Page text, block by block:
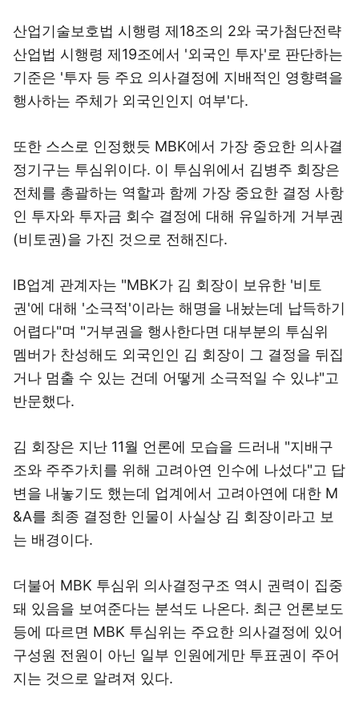
산업기술보호법 시행령 제18조의 2와 국가첨단전략
산업법 시행령 제19조에서 '외국인 투자'로 판단하는
기준은 '투자 등 주요 의사결정에 지배적인 영향력을
행사하는 주체가 외국인인지 여부'다.
또한 스스로 인정했듯 MBK에서 가장 중요한 의사결
정기구는 투심위이다. 이 투심위에서 김병주 회장은
전체를 총괄하는 역할과 함께 가장 중요한 결정 사항
인 투자와 투자금 회수 결정에 대해 유일하게 거부권
(비토권)을 가진 것으로 전해진다.
IB업계 관계자는 "MBK가 김 회장이 보유한 '비토
권'에 대해 '소극적'이라는 해명을 내놨는데 납득하기
어렵다"며 "거부권을 행사한다면 대부분의 투심위
멤버가 찬성해도 외국인인 김 회장이 그 결정을 뒤집
거나 멈출 수 있는 건데 어떻게 소극적일 수 있냐"고
반문했다.
김 회장은 지난 11월 언론에 모습을 드러내 "지배구
조와 주주가치를 위해 고려아연 인수에 나섰다"고 답
변을 내놓기도 했는데 업계에서 고려아연에 대한 M
&A를 최종 결정한 인물이 사실상 김 회장이라고 보
는 배경이다.
더불어 MBK 투심위 의사결정구조 역시 권력이 집중
돼 있음을 보여준다는 분석도 나온다. 최근 언론보도
등에 따르면 MBK 투심위는 주요한 의사결정에 있어
구성원 전원이 아닌 일부 인원에게만 투표권이 주어
지는 것으로 알려져 있다.